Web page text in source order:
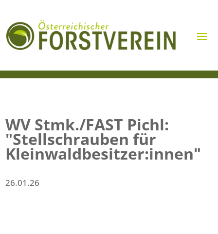
WV Stmk./FAST Pichl:
"Stellschrauben für
Kleinwaldbesitzer:innen"
26.01.26